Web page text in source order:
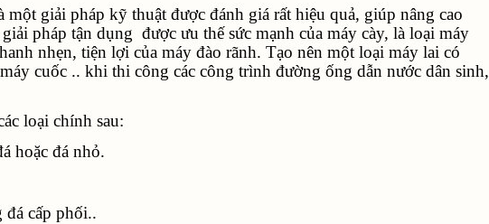
một giải pháp kỹ thuật được đánh giá rất hiệu quả, giúp nâng cao
pháp tận dụng được ưu thế sức mạnh của máy cày, là loại máy
nhẹn, tiện lợi của máy đào rãnh. Tạo nên một loại máy lai có
cuốc .. khi thi công các công trình đường ống dẫn nước dân sinh,
loại chính sau:
hoặc đá nhỏ.
cấp phối..